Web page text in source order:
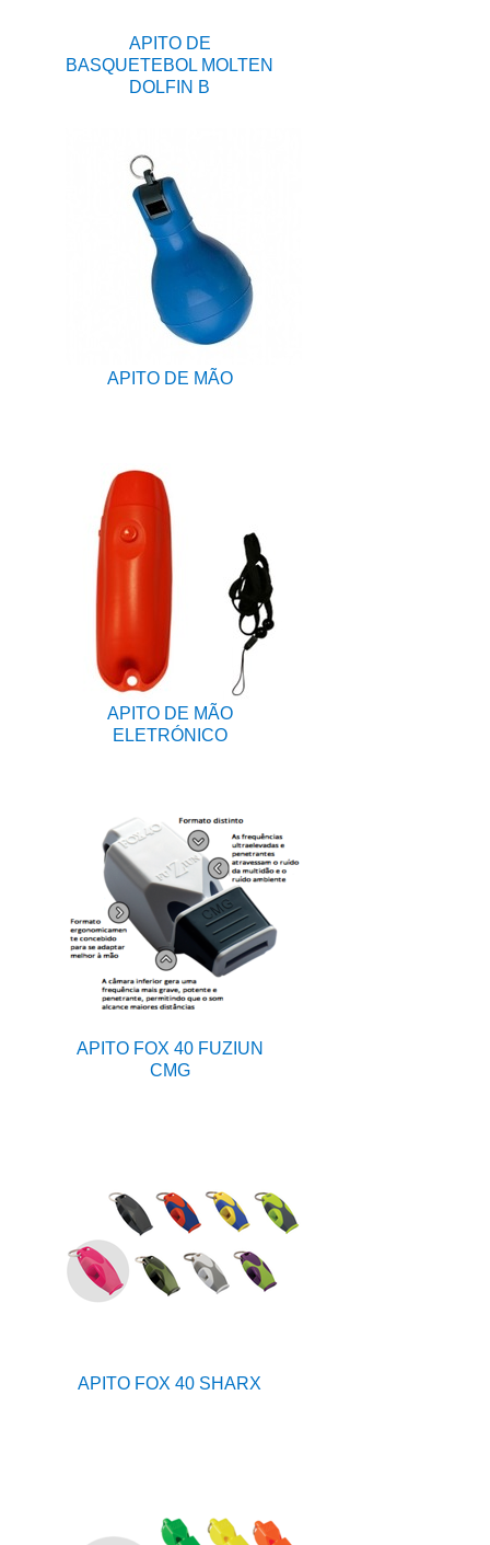
APITO DE
BASQUETEBOL MOLTEN
DOLFIN B
APITO DE MÃO
APITO DE MÃO
ELETRÓNICO
APITO FOX 40 FUZIUN
CMG
APITO FOX 40 SHARX